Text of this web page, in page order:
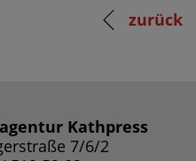
zurück
Kathpress
7/6/2